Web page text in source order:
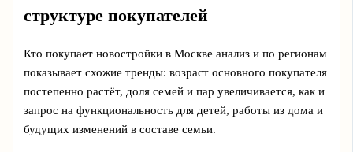
структуре покупателей
Кто покупает новостройки в Москве анализ и по регионам
показывает схожие тренды: возраст основного покупателя
постепенно растёт, доля семей и пар увеличивается, как и
запрос на функциональность для детей, работы из дома и
будущих изменений в составе семьи.